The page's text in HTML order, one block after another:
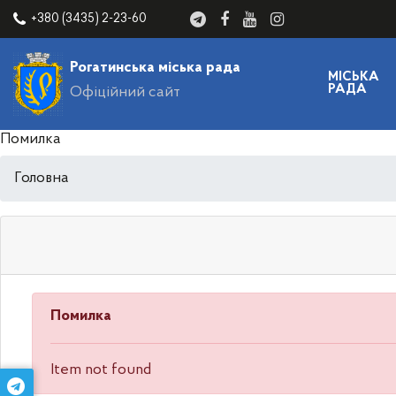
+380 (3435) 2-23-60
Рогатинська міська рада
Офіційний сайт
МІСЬКА
РАДА
Помилка
Головна
Помилка
Item not found